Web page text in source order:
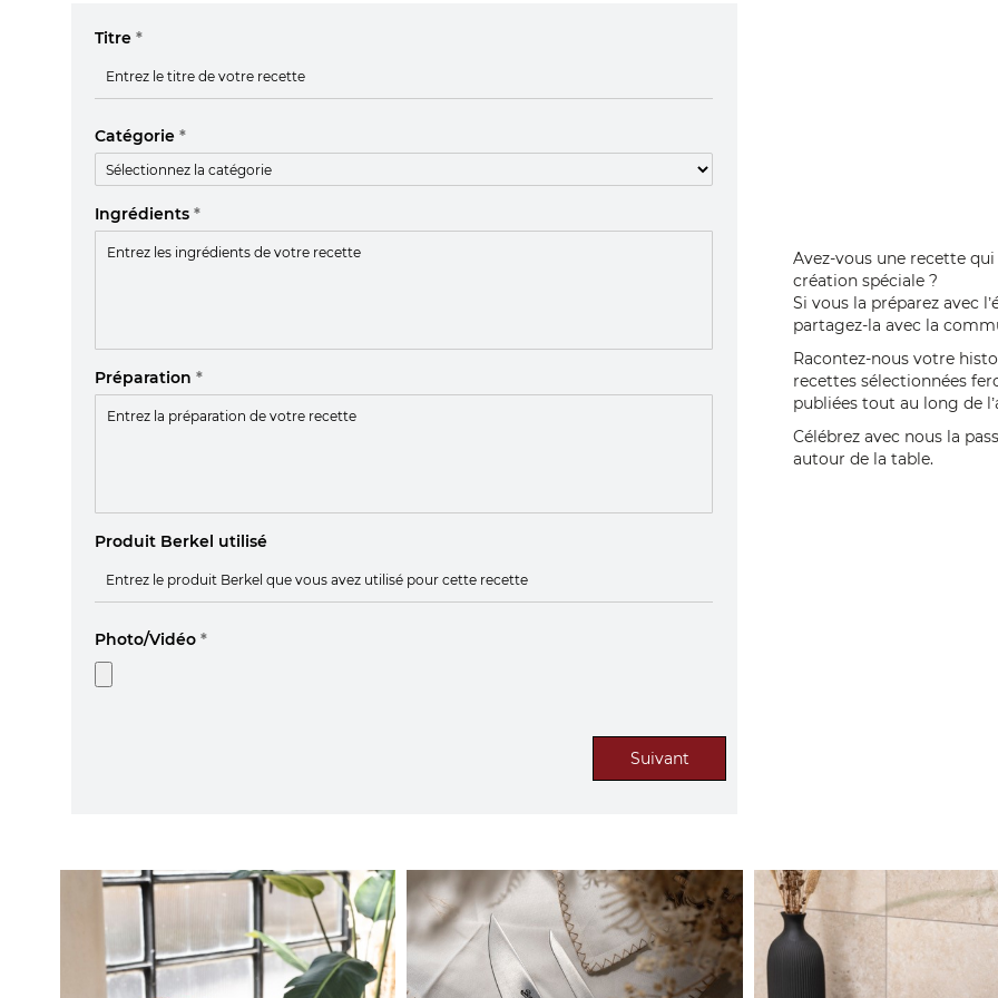
Titre*
Catégorie*
Ingrédients*
Préparation*
Produit Berkel utilisé
Photo/Vidéo*
Suivant
Avez-vous une recette
création spéciale ?
Si vous la préparez avec
partagez-la avec la
Racontez-nous votre
recettes sélectionnées
publiées tout au long de
Célébrez avec nous la
autour de la table.